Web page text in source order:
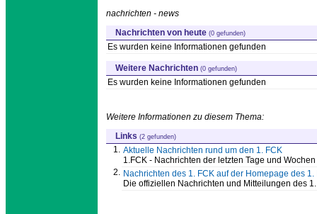
nachrichten - news
Nachrichten von heute (0 gefunden)
Es wurden keine Informationen gefunden
Weitere Nachrichten (0 gefunden)
Es wurden keine Informationen gefunden
Weitere Informationen zu diesem Thema:
Links (2 gefunden)
1. Aktuelle Nachrichten rund um den 1. FCK
1.FCK - Nachrichten der letzten Tage und
2. Nachrichten des 1. FCK auf der Homepage des 1.
Die offiziellen Nachrichten und Mitteilungen des